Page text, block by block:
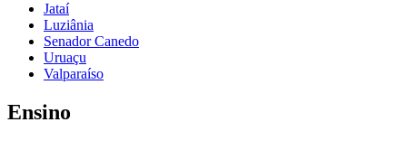
Jataí
Luziânia
Senador Canedo
Uruaçu
Valparaíso
Ensino